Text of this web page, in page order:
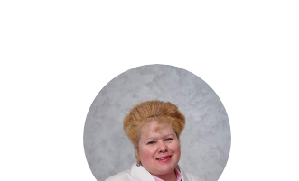
✔️ Осмотр и консультация врача
✔️ Рекомендации по вашей ситуации
Подходит детям и взрослым, в том числе спортсменам и
беременным женщинам.
Специальная цена — 3000 ₽.